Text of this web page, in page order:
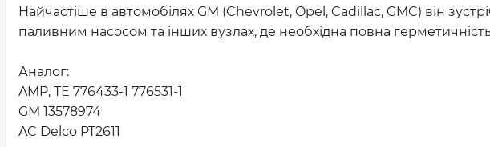
Найчастіше в автомобілях GM (Chevrolet, Opel, Cadillac, GMC) він
паливним насосом та інших вузлах, де необхідна повна
Аналог:
AMP, TE 776433-1 776531-1
GM 13578974
AC Delco PT2611